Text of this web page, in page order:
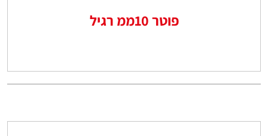
פוטר 10ממ רגיל